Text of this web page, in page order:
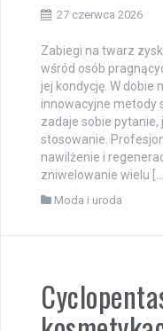
27 czerwca 2026
Zabiegi na twarz
wśród osób
jej kondycję. W dobie
innowacyjne metody
zadaje sobie pytanie,
stosowanie.
nawilżenie i
zniwelowanie wielu
Moda i uroda